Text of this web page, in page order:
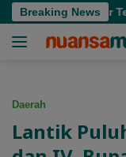
Langsung
ke
Breaking News
di Air Terjun
Daerah
Lantik